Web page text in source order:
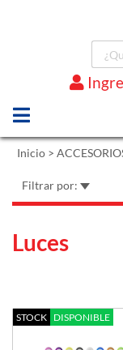
Inicio >
Filtrar por:
Luces
STOCK DISPONIBLE